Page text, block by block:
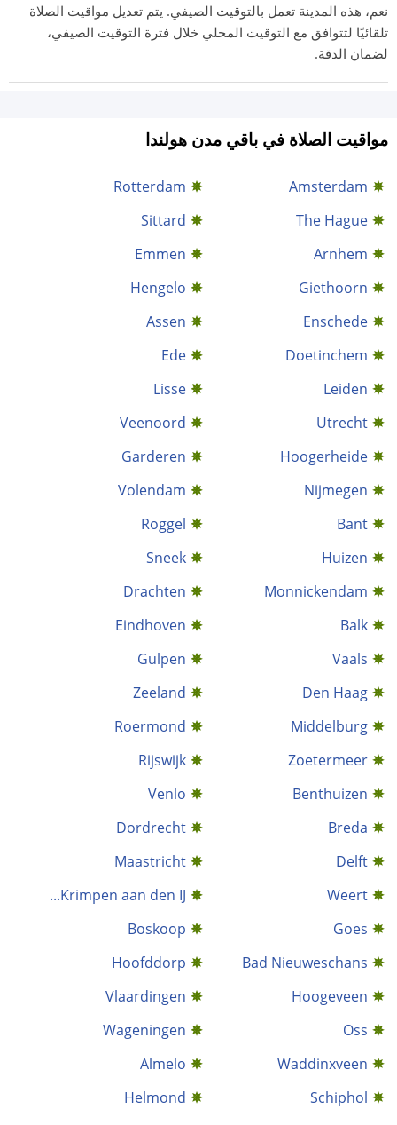
نعم، هذه المدينة تعمل بالتوقيت الصيفي. يتم تعديل مواقيت الصلاة
تلقائيًا لتتوافق مع التوقيت المحلي خلال فترة التوقيت الصيفي،
لضمان الدقة.
مواقيت الصلاة في باقي مدن هولندا
Amsterdam
Rotterdam
The Hague
Sittard
Arnhem
Emmen
Giethoorn
Hengelo
Enschede
Assen
Doetinchem
Ede
Leiden
Lisse
Utrecht
Veenoord
Hoogerheide
Garderen
Nijmegen
Volendam
Bant
Roggel
Huizen
Sneek
Monnickendam
Drachten
Balk
Eindhoven
Vaals
Gulpen
Den Haag
Zeeland
Middelburg
Roermond
Zoetermeer
Rijswijk
Benthuizen
Venlo
Breda
Dordrecht
Delft
Maastricht
Weert
Krimpen aan den IJ...
Goes
Boskoop
Bad Nieuweschans
Hoofddorp
Hoogeveen
Vlaardingen
Oss
Wageningen
Waddinxveen
Almelo
Schiphol
Helmond